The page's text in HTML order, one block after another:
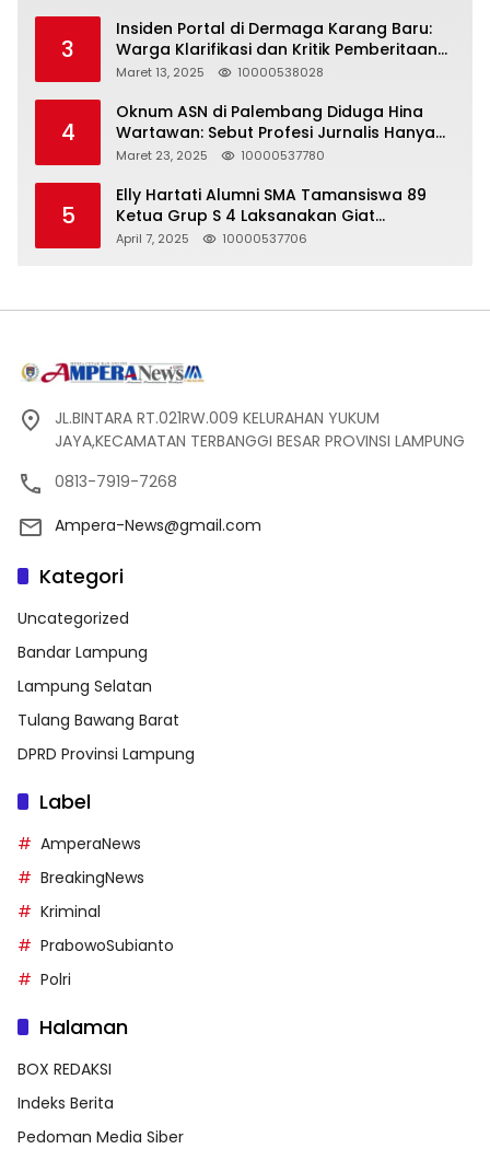
3
Insiden Portal di Dermaga Karang Baru:
Warga Klarifikasi dan Kritik Pemberitaan
yang Tidak Akurat
Maret 13, 2025 10000538028
4
Oknum ASN di Palembang Diduga Hina
Wartawan: Sebut Profesi Jurnalis Hanya
Seharga 2 Liter Bensin, Berujung Dugaan
Maret 23, 2025 10000537780
5
Elly Hartati Alumni SMA Tamansiswa 89
Ketua Grup S 4 Laksanakan Giat
Silaturahmi
April 7, 2025 10000537706
JL.BINTARA RT.021RW.009 KELURAHAN YUKUM
JAYA,KECAMATAN TERBANGGI BESAR PROVINSI LAMPUNG
0813-7919-7268
Ampera-News@gmail.com
Kategori
Uncategorized
Bandar Lampung
Lampung Selatan
Tulang Bawang Barat
DPRD Provinsi Lampung
Label
AmperaNews
BreakingNews
Kriminal
PrabowoSubianto
Polri
Halaman
BOX REDAKSI
Indeks Berita
Pedoman Media Siber